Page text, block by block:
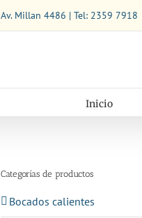
Av. Millan 4486 | Tel: 2359 7918
Inicio
Categorías de productos
Bocados calientes